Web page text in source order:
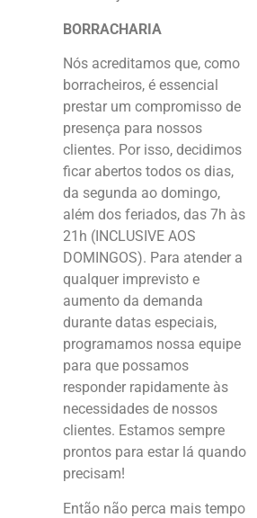
BORRACHARIA
Nós acreditamos que, como
borracheiros, é essencial
prestar um compromisso de
presença para nossos
clientes. Por isso, decidimos
ficar abertos todos os dias,
da segunda ao domingo,
além dos feriados, das 7h às
21h (INCLUSIVE AOS
DOMINGOS). Para atender a
qualquer imprevisto e
aumento da demanda
durante datas especiais,
programamos nossa equipe
para que possamos
responder rapidamente às
necessidades de nossos
clientes. Estamos sempre
prontos para estar lá quando
precisam!
Então não perca mais tempo